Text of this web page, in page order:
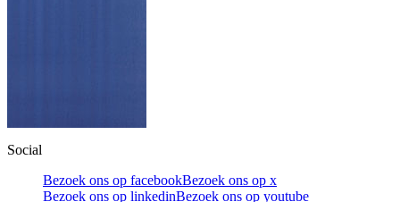
Social
Bezoek ons op facebookBezoek ons op x
Bezoek ons op linkedinBezoek ons op youtube